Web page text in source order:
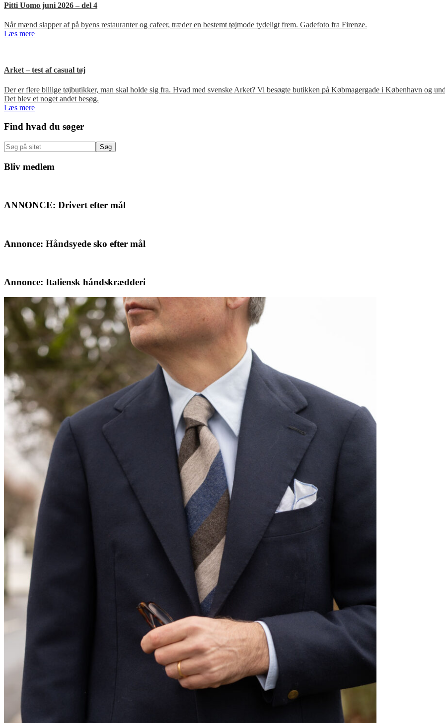
Pitti Uomo juni 2026 – del 4
Når mænd slapper af på byens restauranter og cafeer, træder en bestemt tøjmode tydeligt frem. Gadefoto fra Firenze.
Læs mere
Arket – test af casual tøj
Der er flere billige tøjbutikker, man skal holde sig fra. Hvad med svenske Arket? Vi besøgte butikken på Købmagergade i København og
Det blev et noget andet besøg.
Læs mere
Primær
Sidebar
Find hvad du søger
Søg
på
sitet
Bliv medlem
ANNONCE: Drivert efter mål
Annonce: Håndsyede sko efter mål
Annonce: Italiensk håndskrædderi